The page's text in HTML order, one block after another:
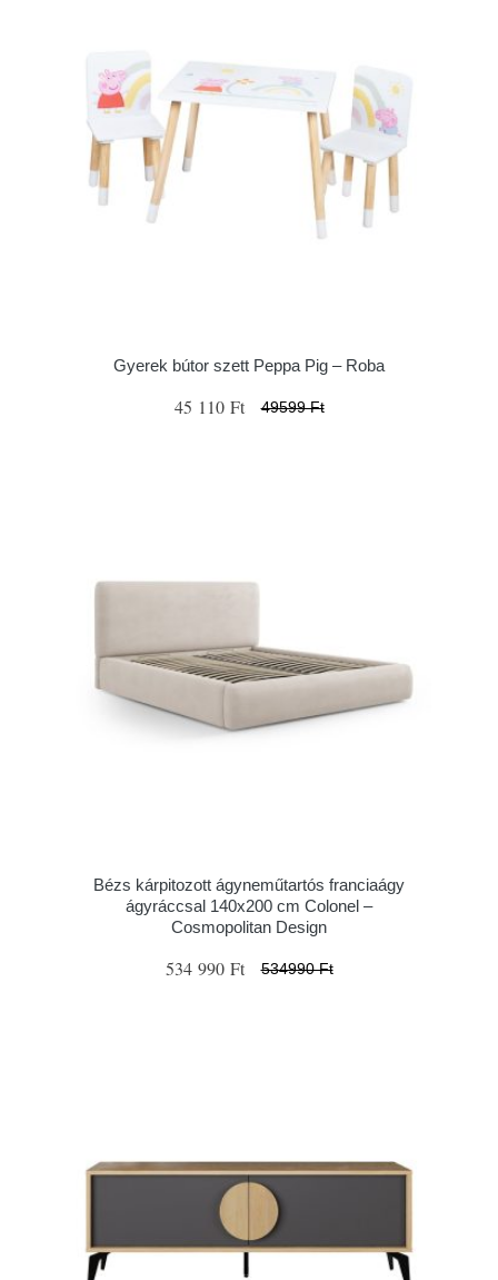
Gyerek bútor szett Peppa Pig – Roba
45 110 Ft 49599 Ft
Bézs kárpitozott ágyneműtartós franciaágy
ágyráccsal 140x200 cm Colonel –
Cosmopolitan Design
534 990 Ft 534990 Ft